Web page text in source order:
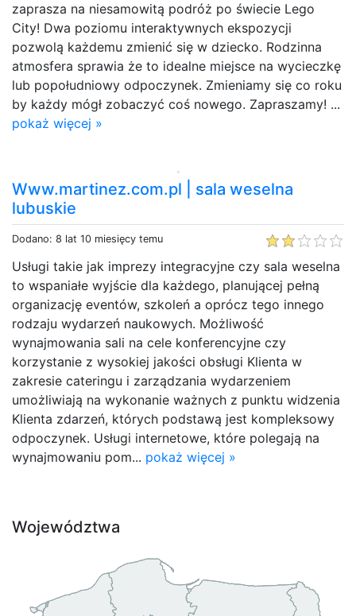
zaprasza na niesamowitą podróż po świecie Lego
City! Dwa poziomu interaktywnych ekspozycji
pozwolą każdemu zmienić się w dziecko. Rodzinna
atmosfera sprawia że to idealne miejsce na wycieczkę
lub popołudniowy odpoczynek. Zmieniamy się co roku
by każdy mógł zobaczyć coś nowego. Zapraszamy! ...
pokaż więcej »
Www.martinez.com.pl | sala weselna
lubuskie
Dodano: 8 lat 10 miesięcy temu
Usługi takie jak imprezy integracyjne czy sala weselna
to wspaniałe wyjście dla każdego, planującej pełną
organizację eventów, szkoleń a oprócz tego innego
rodzaju wydarzeń naukowych. Możliwość
wynajmowania sali na cele konferencyjne czy
korzystanie z wysokiej jakości obsługi Klienta w
zakresie cateringu i zarządzania wydarzeniem
umożliwiają na wykonanie ważnych z punktu widzenia
Klienta zdarzeń, których podstawą jest kompleksowy
odpoczynek. Usługi internetowe, które polegają na
wynajmowaniu pom... pokaż więcej »
Województwa